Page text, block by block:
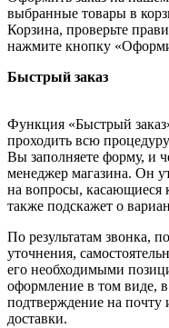
выбранные товары в
Корзина, проверьте
нажмите кнопку
Быстрый заказ
Функция «Быстрый
проходить всю
Вы заполняете форму, и
менеджер магазина. Он
на вопросы, касающиеся
также подскажет о
По результатам звонка,
уточнения,
его необходимыми
оформление в том виде,
подтверждение на
доставки.